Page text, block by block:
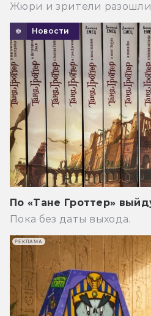
Жюри и зрители
Новости
По «Тане Гроттер»
Пока без даты выхода.
РЕКЛАМА